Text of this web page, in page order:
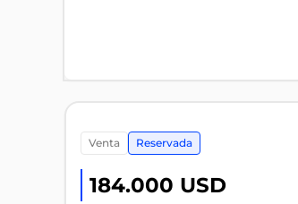
venta Reservada
184.000 USD